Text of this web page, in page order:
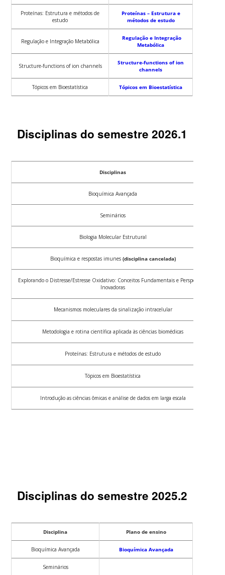
Proteínas: Estrutura e métodos de
estudo
Proteínas – Estrutura e
métodos de estudo
Regulação e Integração Metabólica
Regulação e Integração
Metabólica
Structure-functions of ion channels
Structure-functions of ion
channels
Tópicos em Bioestatística Tópicos em Bioestatística
Disciplinas do semestre 2026.1
Disciplinas
Bioquímica Avançada
Seminários
Biologia Molecular Estrutural
Bioquímica e respostas imunes (disciplina cancelada)
Explorando o Distresse/Estresse Oxidativo: Conceitos Fundamentais e Perspectivas
Inovadoras
Mecanismos moleculares da sinalização intracelular
Metodologia e rotina científica aplicada às ciências biomédicas
Proteínas: Estrutura e métodos de estudo
Tópicos em Bioestatística
Introdução as ciências ômicas e análise de dados em larga escala
Disciplinas do semestre 2025.2
Disciplina Plano de ensino
Bioquímica Avançada Bioquímica Avançada
Seminários